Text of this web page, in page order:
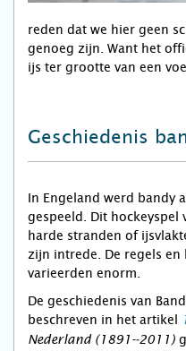
reden dat we hier geen
genoeg zijn. Want het
ijs ter grootte van een
Geschiedenis
In Engeland werd bandy
gespeeld. Dit
harde stranden of
zijn intrede. De regels en
varieerden enorm.
De geschiedenis van
beschreven in het artikel
Nederland (1891-­‐2011)